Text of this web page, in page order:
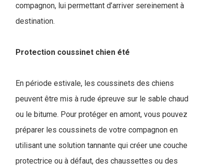
compagnon, lui permettant d’arriver sereinement à
destination.
Protection coussinet chien été
En période estivale, les coussinets des chiens
peuvent être mis à rude épreuve sur le sable chaud
ou le bitume. Pour protéger en amont, vous pouvez
préparer les coussinets de votre compagnon en
utilisant une solution tannante qui créer une couche
protectrice ou à défaut, des chaussettes ou des